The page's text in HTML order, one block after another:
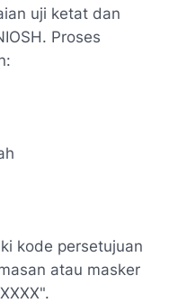
uji ketat dan
Proses
kode persetujuan
atau masker